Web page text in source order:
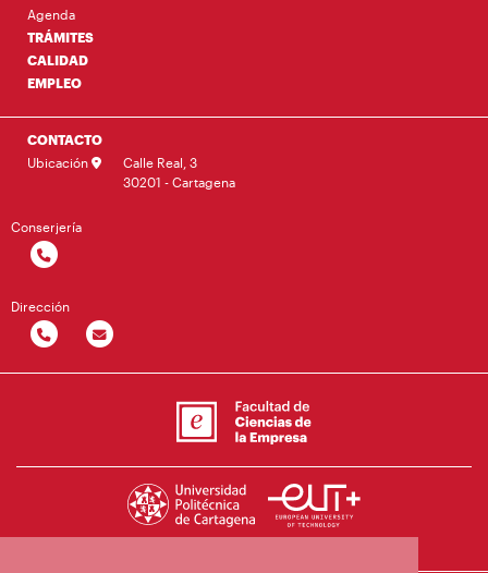
Agenda
TRÁMITES
CALIDAD
EMPLEO
CONTACTO
Ubicación
Calle Real, 3
30201 - Cartagena
Conserjería
Dirección